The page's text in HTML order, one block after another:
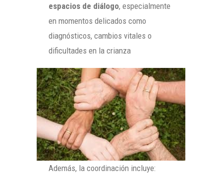
espacios de diálogo, especialmente
en momentos delicados como
diagnósticos, cambios vitales o
dificultades en la crianza
Además, la coordinación incluye: